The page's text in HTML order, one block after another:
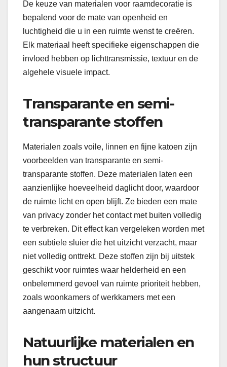
De keuze van materialen voor raamdecoratie is
bepalend voor de mate van openheid en
luchtigheid die u in een ruimte wenst te creëren.
Elk materiaal heeft specifieke eigenschappen die
invloed hebben op lichttransmissie, textuur en de
algehele visuele impact.
Transparante en semi-
transparante stoffen
Materialen zoals voile, linnen en fijne katoen zijn
voorbeelden van transparante en semi-
transparante stoffen. Deze materialen laten een
aanzienlijke hoeveelheid daglicht door, waardoor
de ruimte licht en open blijft. Ze bieden een mate
van privacy zonder het contact met buiten volledig
te verbreken. Dit effect kan vergeleken worden met
een subtiele sluier die het uitzicht verzacht, maar
niet volledig onttrekt. Deze stoffen zijn bij uitstek
geschikt voor ruimtes waar helderheid en een
onbelemmerd gevoel van ruimte prioriteit hebben,
zoals woonkamers of werkkamers met een
aangenaam uitzicht.
Natuurlijke materialen en
hun structuur